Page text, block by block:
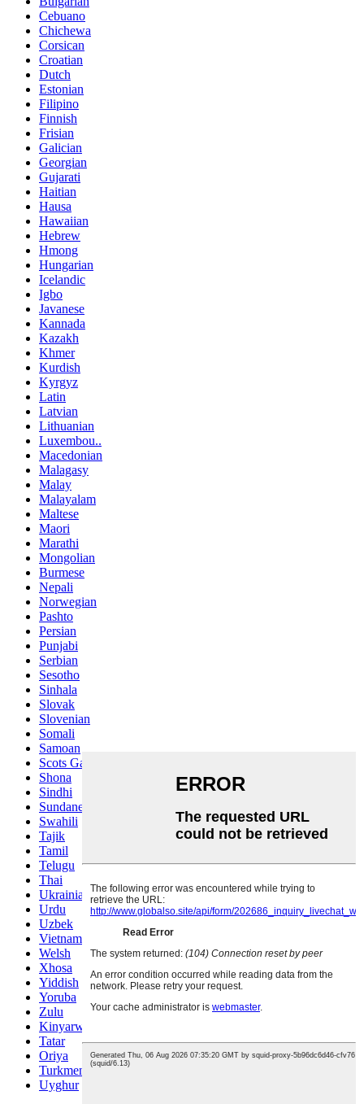
Cebuano
Chichewa
Corsican
Croatian
Dutch
Estonian
Filipino
Finnish
Frisian
Galician
Georgian
Gujarati
Haitian
Hausa
Hawaiian
Hebrew
Hmong
Hungarian
Icelandic
Igbo
Javanese
Kannada
Kazakh
Khmer
Kurdish
Kyrgyz
Latin
Latvian
Lithuanian
Luxembou..
Macedonian
Malagasy
Malay
Malayalam
Maltese
Maori
Marathi
Mongolian
Burmese
Nepali
Norwegian
Pashto
Persian
Punjabi
Serbian
Sesotho
Sinhala
Slovak
Slovenian
Somali
Samoan
Scots Gaelic
Shona
Sindhi
Sundanese
Swahili
Tajik
Tamil
Telugu
Thai
Ukrainian
Urdu
Uzbek
Vietnamese
Welsh
Xhosa
Yiddish
Yoruba
Zulu
Kinyarwanda
Tatar
Oriya
Turkmen
Uyghur